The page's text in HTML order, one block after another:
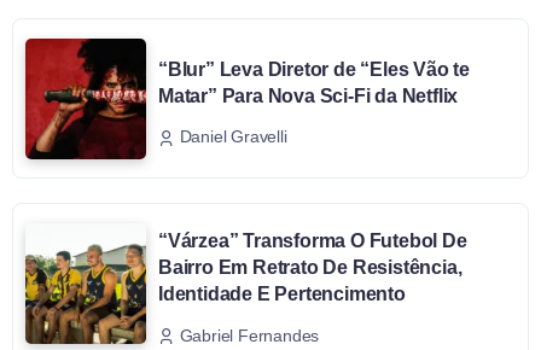
“Blur” Leva Diretor de “Eles Vão te
Matar” Para Nova Sci-Fi da Netflix
Daniel Gravelli
“Várzea” Transforma O Futebol De
Bairro Em Retrato De Resistência,
Identidade E Pertencimento
Gabriel Fernandes